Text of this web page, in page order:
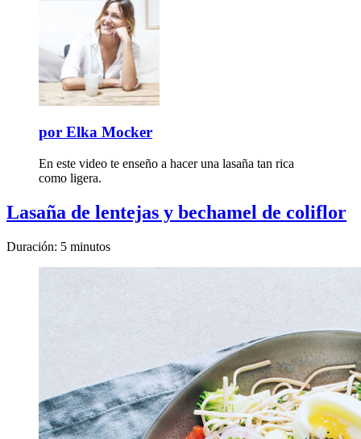
por Elka Mocker
En este video te enseño a hacer una lasaña tan rica
como ligera.
Lasaña de lentejas y bechamel de coliflor
Duración: 5 minutos